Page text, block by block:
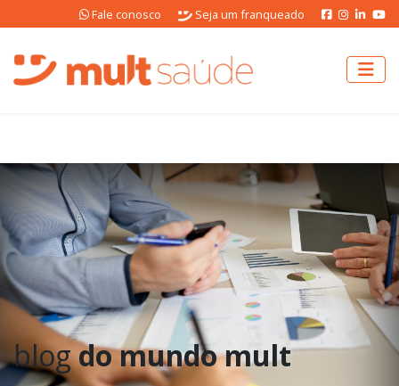
Fale conosco Seja um franqueado
blogdo mundo mult